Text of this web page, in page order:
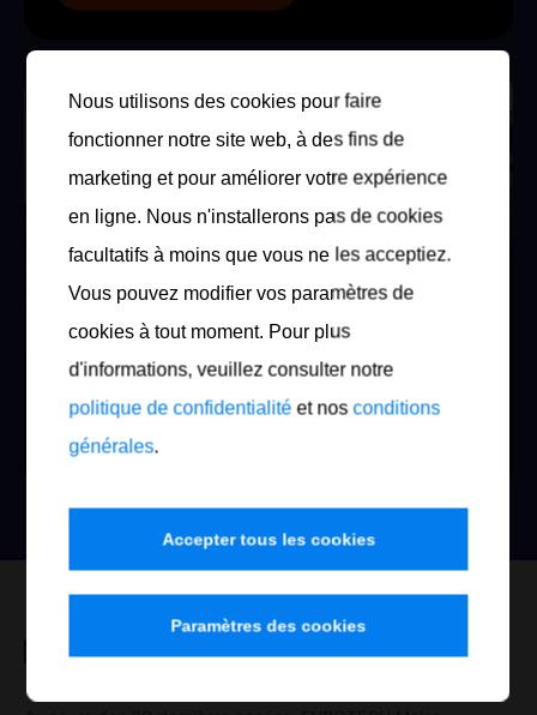
CLIENTS PRIVÉS
Commandez vos produits préférés EUROTECH
aujourd'hui sans complications, sans
inscription, sans numéro UID et simple
paiement en ligne.
Commandez maintenant
Nous utilisons des cookies pour faire
fonctionner notre site web, à des fins de
marketing et pour améliorer votre expérience
en ligne. Nous n'installerons pas de cookies
facultatifs à moins que vous ne les acceptiez.
Vous pouvez modifier vos paramètres de
cookies à tout moment. Pour plus
d'informations, veuillez consulter notre
politique de confidentialité et nosconditions
générales.
Accepter tous les cookies
Paramètres des cookies